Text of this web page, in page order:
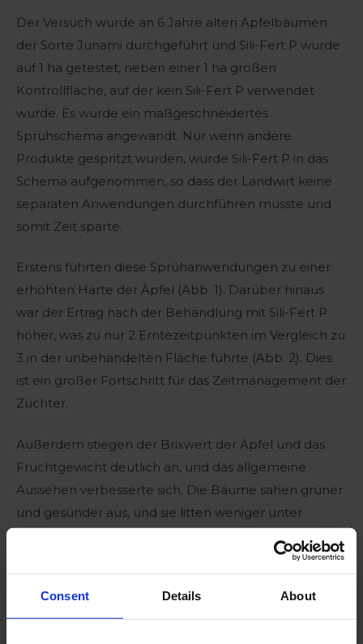
Consent Details About
Der Versuch wurde an 6 Jahre alten Apfelbäumen
der Sorte Junami durchgeführt und Sili-Fert P wurde
auf 1 ha getestet, neben einer 1 ha großen
Kontrollfläche, auf der kein Sili-Fert P verwendet
wurde. Es wurde ein maßgeschneidertes
Sprühschema angewandt. Nur wenn andere
Produkte gespritzt wurden, wurde Sili-Fert P in das
Schema aufgenommen, so dass der Landwirt keine
separaten Anwendungen durchführen musste und
somit Zeit sparte.
Erstens führten diese Sprühanwendungen zu einer
erhöhten Härte der Äpfel (Abb. 1). Darüber hinaus
war der Ertrag nach der Behandlung mit Sili-Fert P
höher, was zu nur 2 Erntezeitpunkten im Vergleich zu
3 in der unbehandelten Fläche führte (Abb. 2). Dies
ist ein großer Fortschritt für das Zeitmanagement der
Züchter.
Außerdem stiegen der Brixwert der Äpfel und das
Fruchtgewicht deutlich an, und das allgemeine
Aussehen verbesserte sich. Die Bäume sahen grüner
und gesünder aus, und sie litten weniger unter
Schädigung durch UV-Licht führt.